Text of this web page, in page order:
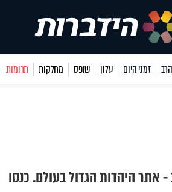
זמני היום עלון שופס מחלקות תרומות
אתר היהדות הגדול בעולם. כנסו